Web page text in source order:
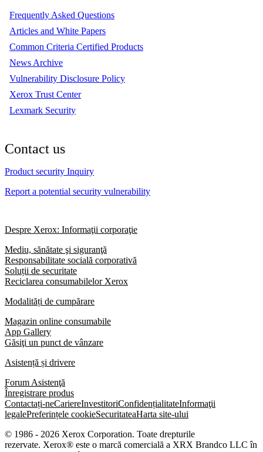
Frequently Asked Questions
Articles and White Papers
Common Criteria Certified Products
News Archive
Vulnerability Disclosure Policy
Xerox Trust Center
Lexmark Security
Contact us
Product security Inquiry
Report a potential security vulnerability
Despre Xerox: Informaţii corporaţie
Mediu, sănătate şi siguranţă
Responsabilitate socială corporativă
Soluții de securitate
Reciclarea consumabilelor Xerox
Modalități de cumpărare
Magazin online consumabile
App Gallery
Găsiţi un punct de vânzare
Asistență și drivere
Forum Asistenţă
Înregistrare produs
Contactați-neCariereInvestitoriConfidențialitateInformaţii
legalePreferințele cookieSecuritateaHarta site-ului
© 1986 - 2026 Xerox Corporation. Toate drepturile
rezervate. Xerox® este o marcă comercială a XRX Brandco LLC în